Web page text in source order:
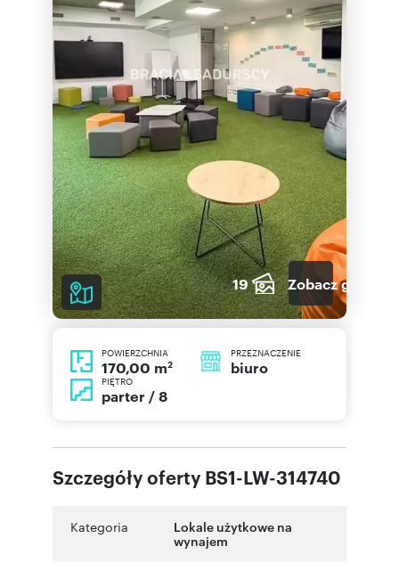
19 Zobacz galerię
POWIERZCHNIA
170,00 m2
PRZEZNACZENIE
biuro
PIĘTRO
parter / 8
Szczegóły oferty BS1-LW-314740
Kategoria
Lokale użytkowe na
wynajem